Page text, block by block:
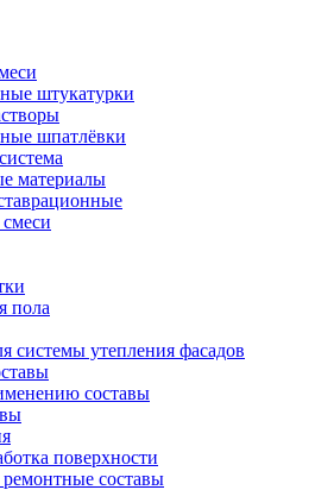
штукатурки
шпатлёвки
материалы
пола
системы утепления фасадов
составы
поверхности
составы